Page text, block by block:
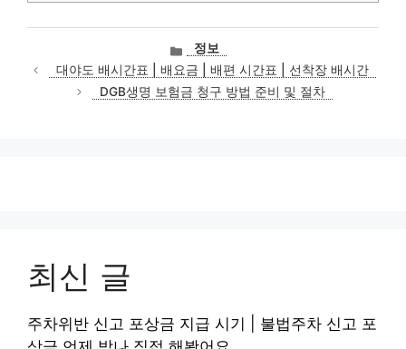
카
테
고
리
정보
대야도 배시간표 | 배요금 | 배편 시간표 | 선착장 배시간
DGB생명 보험금 청구 방법 준비 및 절차
최신 글
주차위반 신고 포상금 지급 시기 | 불법주차 신고 포